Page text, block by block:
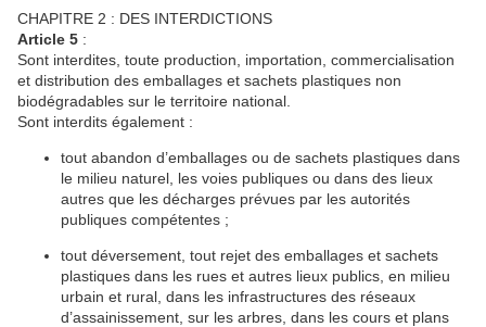
CHAPITRE 2 : DES INTERDICTIONS
Article 5 :
Sont interdites, toute production, importation, commercialisation
et distribution des emballages et sachets plastiques non
biodégradables sur le territoire national.
Sont interdits également :
tout abandon d’emballages ou de sachets plastiques dans
le milieu naturel, les voies publiques ou dans des lieux
autres que les décharges prévues par les autorités
publiques compétentes ;
tout déversement, tout rejet des emballages et sachets
plastiques dans les rues et autres lieux publics, en milieu
urbain et rural, dans les infrastructures des réseaux
d’assainissement, sur les arbres, dans les cours et plans